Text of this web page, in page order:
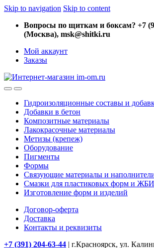
Skip to navigation Skip to content
Вопросы по щиткам и боксам? +7
(Москва), msk@shitki.ru
Мой аккаунт
Заказы
Гидроизоляционные составы и
Добавки в бетон
Композитные материалы
Лакокрасочные материалы
Метизы (крепеж)
Оборудование
Пигменты
Формы
Связующие материалы и
Смазки для пластиковых форм и ЖБИ
Изготовление форм и изделий
Договор-оферта
Доставка
Контакты и реквизиты
+7 (391) 204-63-44 | г.Красноярск, ул.